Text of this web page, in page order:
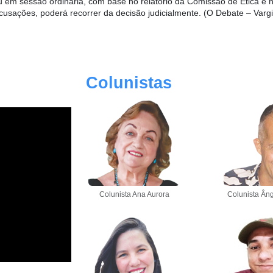
poderá recorrer da decisão judicialmente. (O Debate –
Colunistas
Colunista Ana Aurora Colunista